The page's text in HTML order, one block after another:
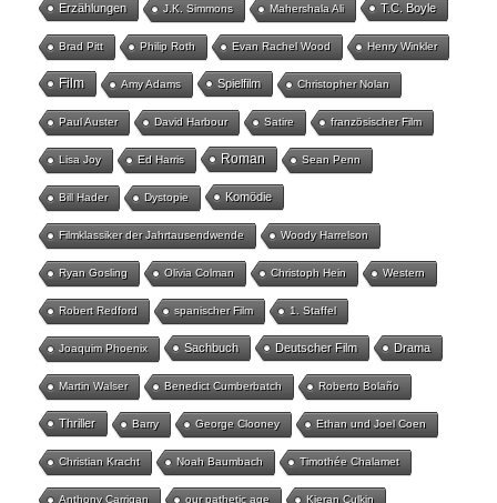
Erzählungen J.K. Simmons Mahershala Ali T.C. Boyle
Brad Pitt Philip Roth Evan Rachel Wood Henry Winkler
Film Amy Adams Spielfilm Christopher Nolan
Paul Auster David Harbour Satire französischer Film
Lisa Joy Ed Harris Roman Sean Penn
Bill Hader Dystopie Komödie
Filmklassiker der Jahrtausendwende Woody Harrelson
Ryan Gosling Olivia Colman Christoph Hein Western
Robert Redford spanischer Film 1. Staffel
Joaquim Phoenix Sachbuch Deutscher Film Drama
Martin Walser Benedict Cumberbatch Roberto Bolaño
Thriller Barry George Clooney Ethan und Joel Coen
Christian Kracht Noah Baumbach Timothée Chalamet
Anthony Carrigan our pathetic age Kieran Culkin